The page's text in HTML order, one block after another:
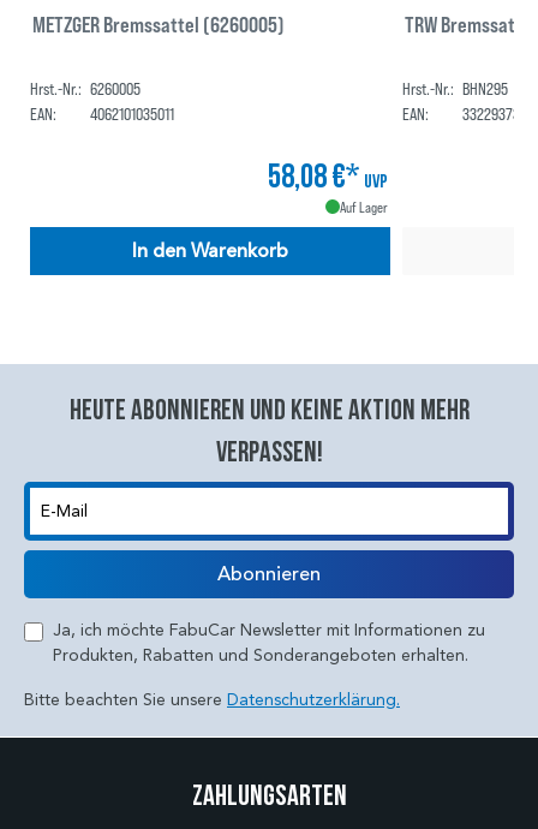
METZGER Bremssattel (6260005)
Hrst.-Nr.: 6260005
EAN:
4062101035011
58,08 €* UVP
Auf Lager
In den Warenkorb
TRW
Hrst.-Nr.: BHN295
EAN:
Heute abonnieren und keine aktion mehr
verpassen!
E-Mail
Abonnieren
Ja, ich möchte FabuCar Newsletter mit Informationen zu
Produkten, Rabatten und Sonderangeboten erhalten.
Bitte beachten Sie unsere Datenschutzerklärung.
Zahlungsarten